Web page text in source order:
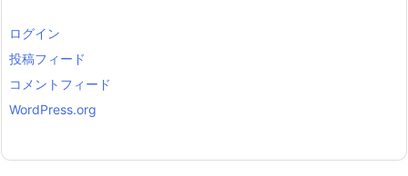
ログイン
投稿フィード
コメントフィード
WordPress.org